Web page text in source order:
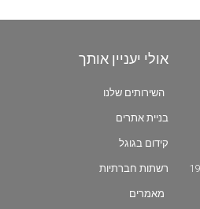
אולי יעניין אותך
השירותים שלנו
בניית אתרים
קידום בגוגל
רשתות חברתיות
מאמרים